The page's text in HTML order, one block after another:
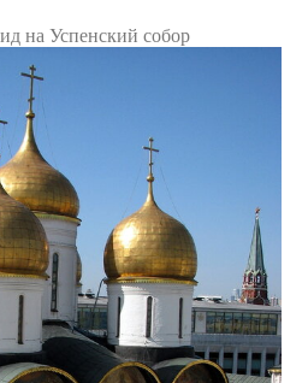
на Успенский собор